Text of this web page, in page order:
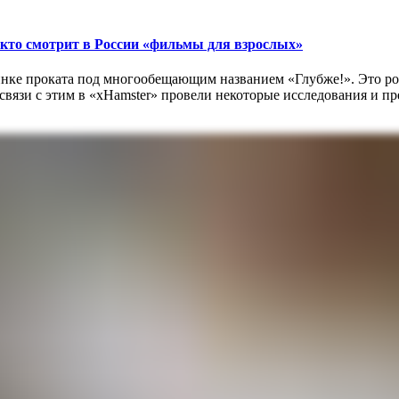
смотрит в России «фильмы для взрослых»
проката под многообещающим названием «Глубже!». Это
с этим в «xHamster» провели некоторые исследования и